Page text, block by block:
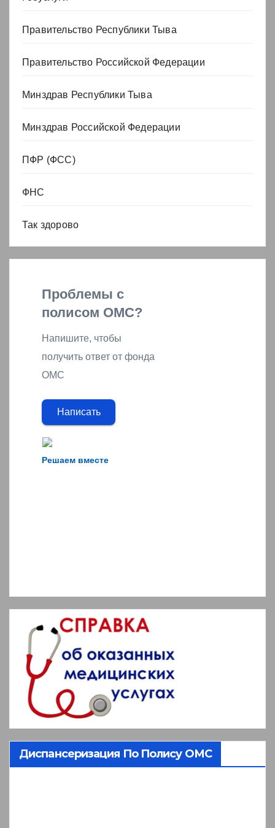
Правительство Республики Тыва
Правительство Российской Федерации
Минздрав Республики Тыва
Минздрав Российской Федерации
ПФР (ФСС)
ФНС
Так здорово
Решаем вместе
Проблемы с
полисом ОМС?
Напишите, чтобы
получить ответ от фонда
ОМС
Написать
Диспансеризация По Полису ОМС